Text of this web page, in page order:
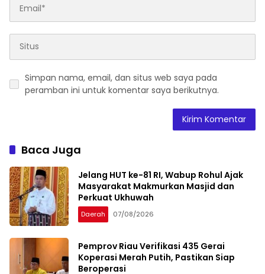
Simpan nama, email, dan situs web saya pada
peramban ini untuk komentar saya berikutnya.
Baca Juga
Jelang HUT ke-81 RI, Wabup Rohul Ajak
Masyarakat Makmurkan Masjid dan
Perkuat Ukhuwah
Daerah 07/08/2026
Pemprov Riau Verifikasi 435 Gerai
Koperasi Merah Putih, Pastikan Siap
Beroperasi